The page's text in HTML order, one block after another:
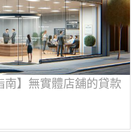
南】無實體店舖的貸款